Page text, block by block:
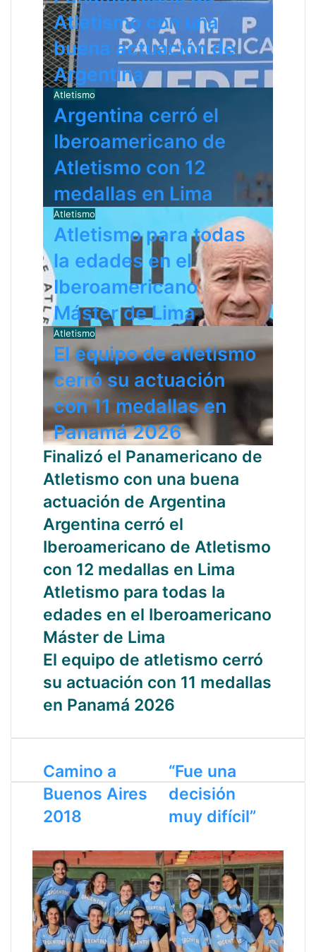
r
ó
n
i
c
o
Atletismo con una
buena actuación de
Argentina
Atletismo
Argentina cerró el
Iberoamericano de
Atletismo con 12
medallas en Lima
Atletismo
Atletismo para todas
la edades en el
Iberoamericano
Máster de Lima
Atletismo
El equipo de atletismo
cerró su actuación
con 11 medallas en
Panamá 2026
Finalizó el Panamericano de
Atletismo con una buena
actuación de Argentina
Argentina cerró el
Iberoamericano de Atletismo
con 12 medallas en Lima
Atletismo para todas la
edades en el Iberoamericano
Máster de Lima
El equipo de atletismo cerró
su actuación con 11 medallas
en Panamá 2026
Camino a
Buenos Aires
2018
“Fue una
decisión
muy difícil”